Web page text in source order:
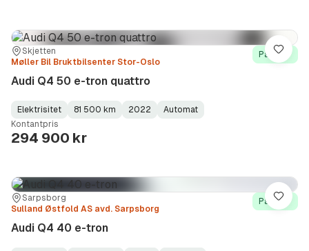
Sted:
Skjetten
Forhandler:
Møller Bil Bruktbilsenter Stor-Oslo
På lager
Audi Q4 50 e-tron quattro
Fuel
Type:
Elektrisitet
Kilometerstand:
81 500 km
Model
Year:
2022
Gearbox
Type:
Automat
Kontantpris
294 900 kr
Lagre
Sted:
Sarpsborg
Forhandler:
Sulland Østfold AS avd. Sarpsborg
På lager
Audi Q4 40 e-tron
Lagre